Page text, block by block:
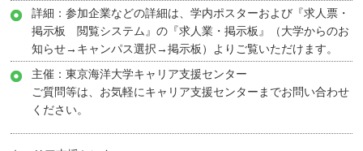
詳細：参加企業などの詳細は、学内ポスターおよび『求人票・
掲示板 閲覧システム』の『求人業・掲示板』（大学からのお
知らせ→キャンパス選択→掲示板）よりご覧いただけます。
主催：東京海洋大学キャリア支援センター
ご質問等は、お気軽にキャリア支援センターまでお問い合わせ
ください。